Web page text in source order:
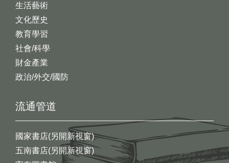
生活藝術
文化歷史
教育學習
社會/科學
財金產業
政治/外交/國防
流通管道
國家書店(另開新視窗)
五南書店(另開新視窗)